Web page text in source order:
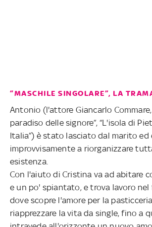
“MASCHILE SINGOLARE”, LA
Antonio (l'attore Giancarlo
paradiso delle signore”, “L'isola di
Italia”) è stato lasciato dal marito
improvvisamente a riorganizzare
esistenza.
Con l'aiuto di Cristina va ad abitare
e un po' spiantato, e trova lavoro nel
dove scopre l'amore per la
riapprezzare la vita da single, fino a